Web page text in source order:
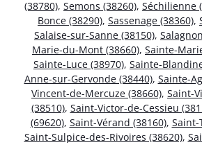
(38780), Semons (38260), Séchilienne
Bonce (38290), Sassenage (38360),
Salaise-sur-Sanne (38150),
Marie-du-Mont (38660), Sainte-
Sainte-Luce (38970), Sainte-
Anne-sur-Gervonde (38440), Sainte-
Vincent-de-Mercuze (38660), Saint-
(38510), Saint-Victor-de-Cessieu
(69620), Saint-Vérand (38160), Saint-
Saint-Sulpice-des-Rivoires (38620),